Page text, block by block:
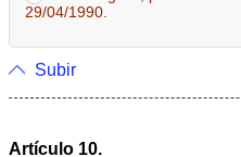
29/04/1990.
Subir
Artículo 10.